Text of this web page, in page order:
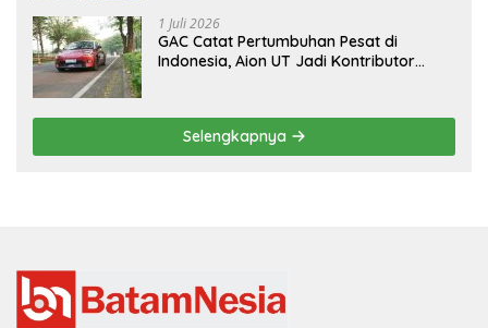
1 Juli 2026
GAC Catat Pertumbuhan Pesat di
Indonesia, Aion UT Jadi Kontributor
Selengkapnya